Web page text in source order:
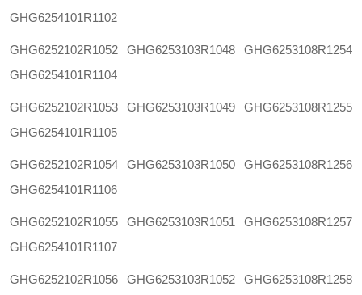
GHG6254101R1102
GHG6252102R1052 GHG6253103R1048
GHG6253108R1254
GHG6254101R1104
GHG6252102R1053 GHG6253103R1049
GHG6253108R1255
GHG6254101R1105
GHG6252102R1054 GHG6253103R1050
GHG6253108R1256
GHG6254101R1106
GHG6252102R1055 GHG6253103R1051
GHG6253108R1257
GHG6254101R1107
GHG6252102R1056 GHG6253103R1052
GHG6253108R1258